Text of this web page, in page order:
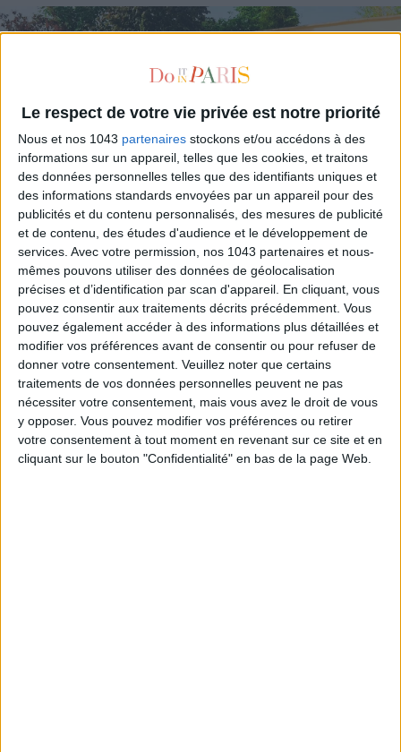
Le respect de votre vie privée est notre priorité
Nous et nos 1043 partenaires stockons et/ou accédons à des
informations sur un appareil, telles que les cookies, et traitons
des données personnelles telles que des identifiants uniques et
des informations standards envoyées par un appareil pour des
publicités et du contenu personnalisés, des mesures de publicité
et de contenu, des études d'audience et le développement de
services. Avec votre permission, nos 1043 partenaires et nous-
mêmes pouvons utiliser des données de géolocalisation
précises et d’identification par scan d'appareil. En cliquant, vous
pouvez consentir aux traitements décrits précédemment. Vous
pouvez également accéder à des informations plus détaillées et
modifier vos préférences avant de consentir ou pour refuser de
donner votre consentement. Veuillez noter que certains
traitements de vos données personnelles peuvent ne pas
nécessiter votre consentement, mais vous avez le droit de vous
y opposer. Vous pouvez modifier vos préférences ou retirer
votre consentement à tout moment en revenant sur ce site et en
cliquant sur le bouton "Confidentialité" en bas de la page Web.
CONNAISSEZ-VOUS LE AIRBNB DE LA PISCINE AUTOUR DE PARIS ?
LES SNEAKERS STARS DE L’ÉTÉ